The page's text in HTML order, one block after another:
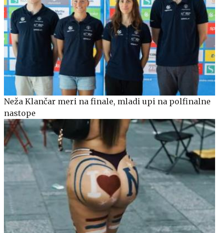
Neža Klančar meri na finale, mladi upi na polfinalne
nastope